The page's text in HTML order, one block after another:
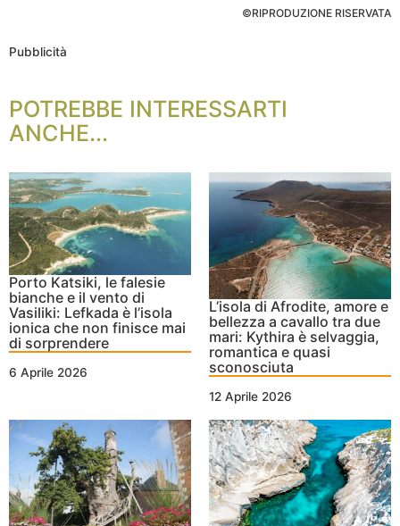
©RIPRODUZIONE RISERVATA
Pubblicità
POTREBBE INTERESSARTI
ANCHE...
Porto Katsiki, le falesie
bianche e il vento di
Vasiliki: Lefkada è l’isola
ionica che non finisce mai
di sorprendere
6 Aprile 2026
L’isola di Afrodite, amore e
bellezza a cavallo tra due
mari: Kythira è selvaggia,
romantica e quasi
sconosciuta
12 Aprile 2026